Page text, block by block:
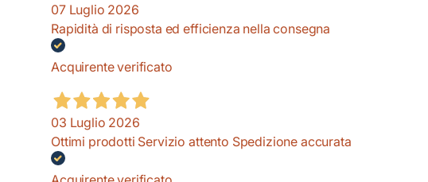
07 Luglio 2026
Rapidità di risposta ed efficienza nella consegna
Acquirente verificato
03 Luglio 2026
Ottimi prodotti Servizio attento Spedizione accurata